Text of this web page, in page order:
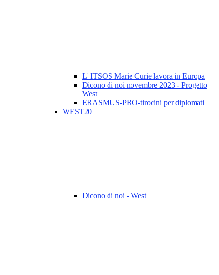
L’ ITSOS Marie Curie lavora in Europa
Dicono di noi novembre 2023 - Progetto
West
ERASMUS-PRO-tirocini per diplomati
WEST20
Dicono di noi - West